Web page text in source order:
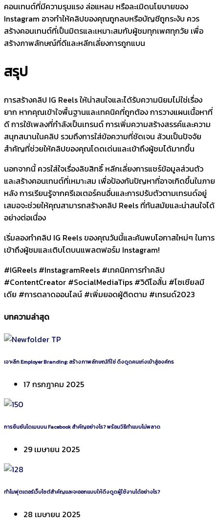
คอนเทนต์ที่มีความรุนแรง ล่อแหลม หรือละเมิดนโยบายของ
Instagram อาจทำให้คลิปของคุณถูกลบหรือบัญชีถูกระงับ ควร
สร้างคอนเทนต์ที่เป็นมิตรและเหมาะสมกับผู้ชมทุกเพศทุกวัย เพื่อ
สร้างภาพลักษณ์ที่ดีและหลีกเลี่ยงการถูกแบน
สรุป
การสร้างคลิป IG Reels ให้น่าสนใจและได้รับความนิยมไม่ใช่เรื่อง
ยาก หากคุณเข้าใจพื้นฐานและเทคนิคที่ถูกต้อง การวางแผนเนื้อหาที่
ดี การใช้เพลงที่กำลังเป็นเทรนด์ การเพิ่มความสร้างสรรค์และความ
สนุกสนานในคลิป รวมถึงการใส่ข้อความที่ชัดเจน ล้วนเป็นปัจจัย
สำคัญที่ช่วยให้คลิปของคุณโดดเด่นและเข้าถึงผู้ชมได้มากขึ้น
นอกจากนี้ ควรใส่ใจเรื่องลิขสิทธิ์ หลีกเลี่ยงการแชร์ข้อมูลส่วนตัว
และสร้างคอนเทนต์ที่เหมาะสม เพื่อป้องกันปัญหาที่อาจเกิดขึ้นในภาย
หลัง การเรียนรู้จากครีเอเตอร์คนอื่นและการปรับตัวตามเทรนด์อยู่
เสมอจะช่วยให้คุณสามารถสร้างคลิป Reels ที่ทันสมัยและน่าสนใจได้
อย่างต่อเนื่อง
เริ่มลองทำคลิป IG Reels ของคุณวันนี้และค้นพบโอกาสใหม่ๆ ในการ
เข้าถึงผู้ชมและเติบโตบนแพลตฟอร์ม Instagram!
#IGReels #InstagramReels #เทคนิคการทำคลิป
#ContentCreator #SocialMediaTips #วิดีโอสั้น #โซเชียลมี
เดีย #การตลาดออนไลน์ #เพิ่มยอดผู้ติดตาม #เทรนด์2023
บทความล่าสุด
เจาะลึก Employer Branding: สร้างภาพลักษณ์ที่ใช่ ดึงดูดคนเก่งเข้าสู่องค์กร
17 กรกฎาคม 2025
การยืนยันโดเมนบน Facebook สำคัญอย่างไร? พร้อมวิธีทำแบบไม่พลาด
29 เมษายน 2025
ทำไมฟุตเตอร์เว็บไซต์สำคัญและจะออกแบบให้ดึงดูดผู้ใช้งานได้อย่างไร?
28 เมษายน 2025